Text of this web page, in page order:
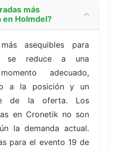
más
en Holmdel?
asequibles para
se reduce a una
adecuado,
a la posición y un
de la oferta. Los
en Cronetik no son
la demanda actual.
para el evento 19 de